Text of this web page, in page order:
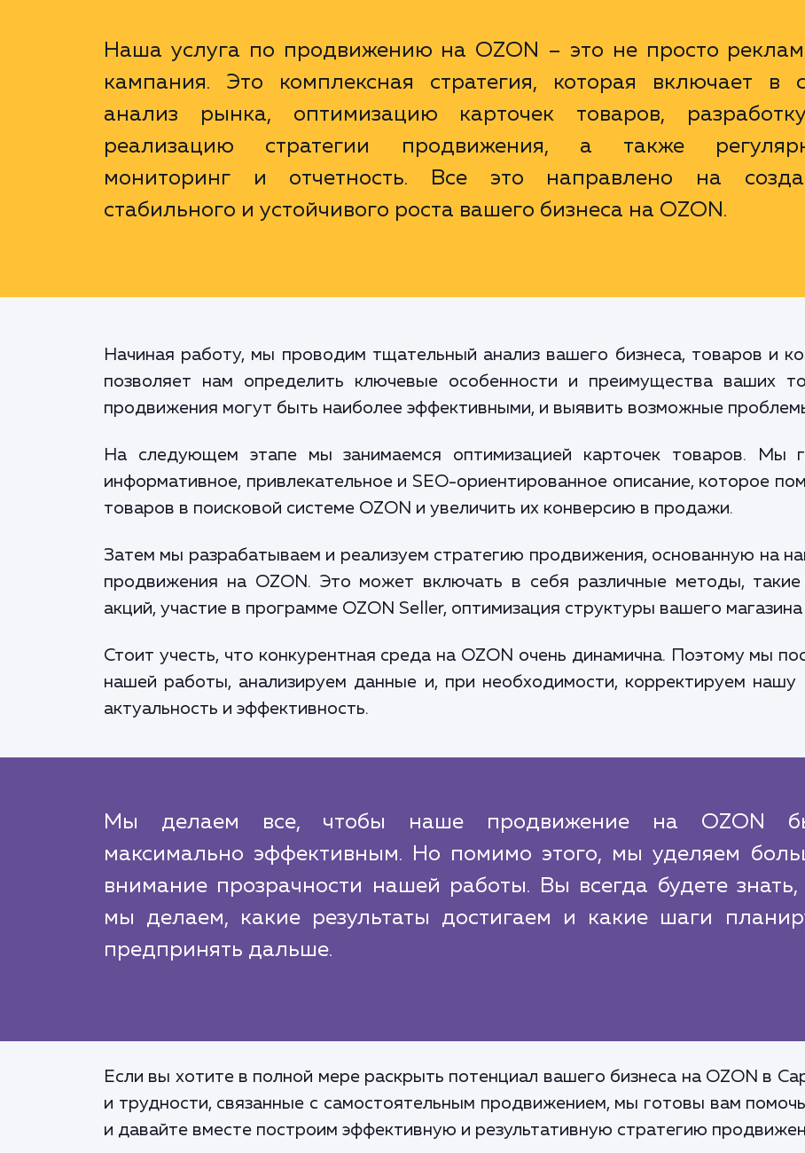
Наша услуга по продвижению на OZON – это не просто
кампания. Это комплексная стратегия, которая включает в
анализ рынка, оптимизацию карточек товаров,
реализацию стратегии продвижения, а также
мониторинг и отчетность. Все это направлено на
стабильного и устойчивого роста вашего бизнеса на OZON.
Начиная работу, мы проводим тщательный анализ вашего бизнеса, товаров и
позволяет нам определить ключевые особенности и преимущества ваших
продвижения могут быть наиболее эффективными, и выявить возможные
На следующем этапе мы занимаемся оптимизацией карточек товаров. Мы
информативное, привлекательное и SEO-ориентированное описание, которое
товаров в поисковой системе OZON и увеличить их конверсию в продажи.
Затем мы разрабатываем и реализуем стратегию продвижения, основанную на
продвижения на OZON. Это может включать в себя различные методы, такие
акций, участие в программе OZON Seller, оптимизация структуры вашего
Стоит учесть, что конкурентная среда на OZON очень динамична. Поэтому мы
нашей работы, анализируем данные и, при необходимости, корректируем нашу
актуальность и эффективность.
Мы делаем все, чтобы наше продвижение на OZON
максимально эффективным. Но помимо этого, мы уделяем
внимание прозрачности нашей работы. Вы всегда будете знать,
мы делаем, какие результаты достигаем и какие шаги
предпринять дальше.
Если вы хотите в полной мере раскрыть потенциал вашего бизнеса на OZON в
и трудности, связанные с самостоятельным продвижением, мы готовы вам
и давайте вместе построим эффективную и результативную стратегию